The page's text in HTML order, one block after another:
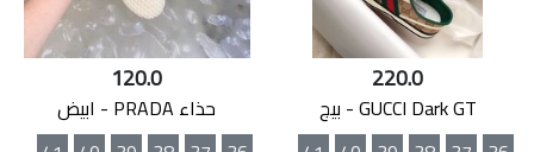
220.0
GUCCI Dark GT - بيج
120.0
حذاء PRADA - ابيض